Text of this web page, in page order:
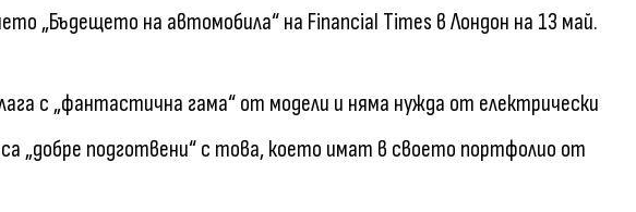
„Бъдещето на автомобила“ на Financial Times в Лондон на 13 май.
с „фантастична гама“ от модели и няма нужда от електрически
са „добре подготвени“ с това, което имат в своето портфолио от